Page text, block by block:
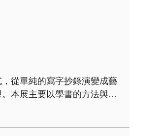
從單純的寫字抄錄演變成藝
本展主要以學書的方法與途